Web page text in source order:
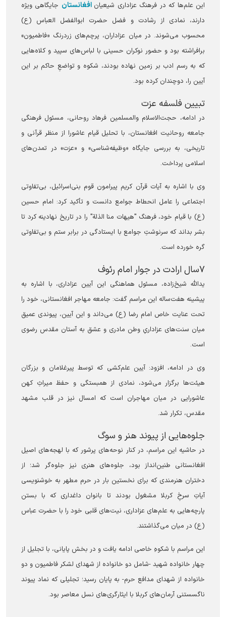
این علم‌ها که در فرهنگ عزاداری شیعیان افغانستان جایگاهی ویژه
دارند، نمادی از رشادت و فضل حضرت ابوالفضل العباس (ع)
محسوب می‌شوند. در میان عزاداران، پرچم‌های زردرنگ «فاطمیون»
برافراشته بود و حضور نوکران حسینی با لباس‌های سپید و کلاه‌هایی
که به رسم ادب بر زمین نهاده بودند، شکوه و تواضعِ حاکم بر این
آیین را، دوچندان کرده بود.
تبیین فلسفه عزت
در ادامه، حجت‌الاسلام والمسلمین فرهاد روحانی، مسئول فرهنگی
جامعه روحانیت افغانستان، با تحلیل قیام عاشورا از منظر قرآنی و
تاریخی، به بررسی جایگاه «وظیفه‌شناسی» و «عزت» در تمدن‌های
اسلامی پرداخت.
وی با اشاره به آیات قرآن کریم پیرامون قوم بنی‌اسرائیل، بی‌تفاوتی
اجتماعی را عامل انحطاط جوامع دانست و تأکید کرد: امام حسین
(ع) با قیام خود، فرهنگ "هیهات منا الذلة" را در تاریخ نهادینه کرد تا
بشر بداند که سرنوشتِ جوامع با ایستادگی در برابر ستم و بی‌تفاوتی
گره خورده است.
۷سال ارادت در جوار امام رئوف
یدالله شیخ‌زاده، مسئول هماهنگی این آیین عزاداری، با اشاره به
پیشینه هفت‌ساله این مراسم گفت: جامعه مهاجر افغانستانی، خود را
تحت عنایت خاص امام رضا (ع) می‌داند و این آیین، پیوندی عمیق
میان سنت‌های عزاداریِ وطن مادری و عشق به آستان مقدس رضوی
است.
وی در ادامه، افزود: آیین علم‌کشی که توسط پیرغلامان و بزرگان
هیئت‌ها برگزار می‌شود، نمادی از همبستگی و حفظ میراثِ کهن
عاشورایی در میان مهاجران است که امسال نیز در قلب مشهد
مقدس، تکرار شد.
جلوه‌هایی از پیوند هنر و سوگ
در حاشیه این مراسم، در کنار نوحه‌های پرشور که با لهجه‌های اصیل
افغانستانی طنین‌انداز بود، جلوه‌های هنری نیز جلوه‌گر شد؛ از
دختران هنرمندی که برای نخستین بار در حرم مطهر به خوشنویسی
آیاتِ سرخِ کربلا مشغول بودند تا بانوان داغداری که با بستن
پارچه‌هایی به علم‌های عزاداری، نیت‌های قلبی خود را با حضرت عباس
(ع) در میان می‌گذاشتند.
این مراسم با شکوهِ خاصی ادامه یافت و در بخش پایانی، با تجلیل از
چهار خانواده شهید -شامل دو خانواده از شهدای لشکر فاطمیون و دو
خانواده از شهدای مدافع حرم- به پایان رسید؛ تجلیلی که نماد پیوند
ناگسستنی آرمان‌های کربلا با ایثارگری‌های نسل معاصر بود.